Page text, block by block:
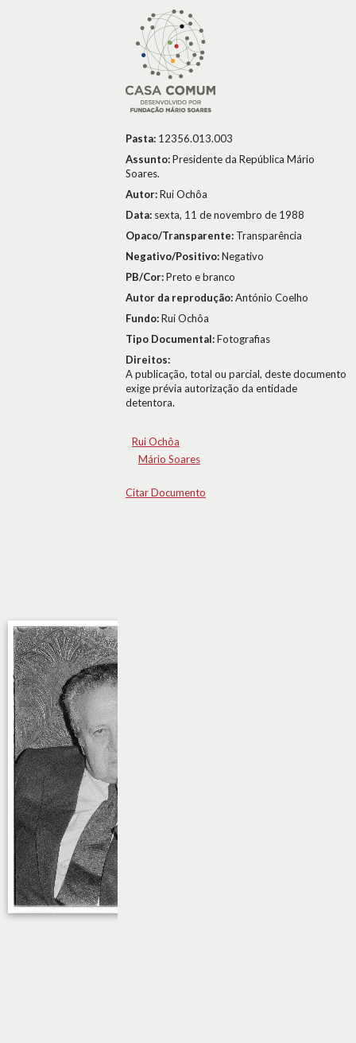
Pasta: 12356.013.003
Assunto:Presidente da República Mário
Soares.
Autor:Rui Ochôa
Data: sexta, 11 de novembro de 1988
Opaco/Transparente: Transparência
Negativo/Positivo:Negativo
PB/Cor:Preto e branco
Autor da reprodução:António Coelho
Fundo:Rui Ochôa
Tipo Documental:Fotografias
Direitos:
A publicação, total ou parcial, deste documento
exige prévia autorização da entidade
detentora.
Rui Ochôa
Mário Soares
Citar Documento